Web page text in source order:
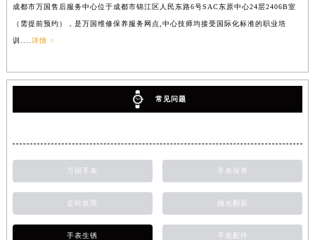
成都市万国售后服务中心位于成都市锦江区人民东路6号SAC东原中心24层2406B室
（需提前预约），是万国维修保养服务网点,中心技师均接受国际化标准的职业培
训.... 详情 >
常见问题
万国手表 手表保养
走时故障 抛光翻新
手表生锈 手表配件